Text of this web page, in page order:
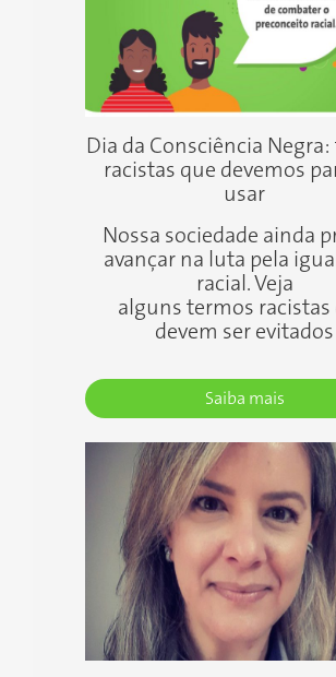
Dia da Consciência
racistas que devemos
usar
Nossa sociedade ainda
avançar na luta pela
racial. Veja
alguns termos racistas
devem ser evitados
Saiba mais
Anterior